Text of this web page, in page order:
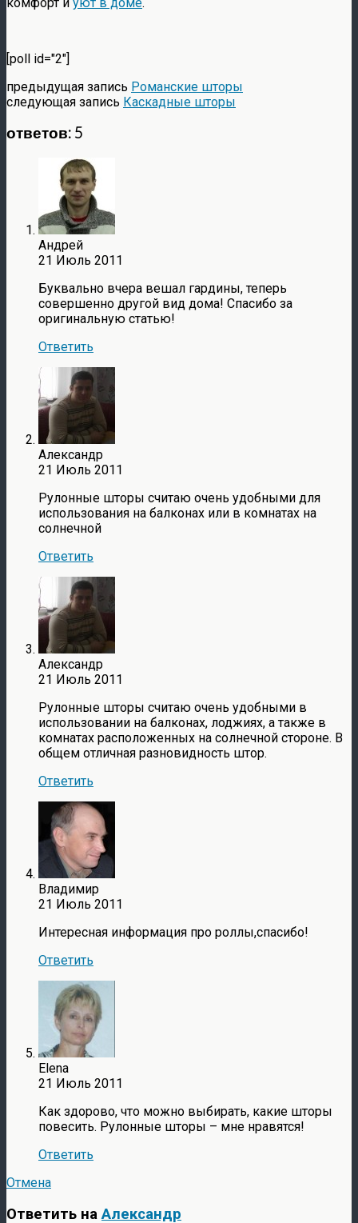
[poll id="2"]
предыдущая запись Романские шторы
следующая запись Каскадные шторы
ответов: 5
Андрей
21 Июль 2011
Буквально вчера вешал гардины, теперь
совершенно другой вид дома! Спасибо за
оригинальную статью!
Ответить
Александр
21 Июль 2011
Рулонные шторы считаю очень удобными для
использования на балконах или в комнатах на
солнечной
Ответить
Александр
21 Июль 2011
Рулонные шторы считаю очень удобными в
использовании на балконах, лоджиях, а также в
комнатах расположенных на солнечной стороне. В
общем отличная разновидность штор.
Ответить
Владимир
21 Июль 2011
Интересная информация про роллы,спасибо!
Ответить
Elena
21 Июль 2011
Как здорово, что можно выбирать, какие шторы
повесить. Рулонные шторы – мне нравятся!
Ответить
Отмена
Ответить наАлександр